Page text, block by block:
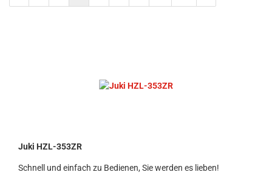
Juki HZL-353ZR
Schnell und einfach zu Bedienen, Sie werden es lieben!